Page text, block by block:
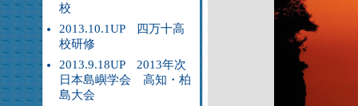
校
2013.10.1UP 四万十高
校研修
2013.9.18UP 2013年次
日本島嶼学会 高知・柏
島大会